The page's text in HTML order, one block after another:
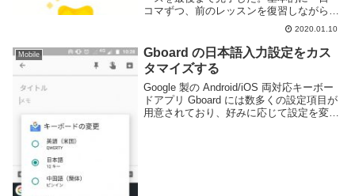
コマずつ、前のレッスンを復習しながら進
めて一年ぐらいかかったと思う。なかなか
長かった。折角なので Duolingo の一コー
スを完了させた感想でも書いてみ...
2020.01.10
Mobile
Gboard の日本語入力設定をカス
タマイズする
Google 製の Android/iOS 両対応キーボー
ドアプリ Gboard には数多くの設定項目が
用意されており、好みに応じて設定を変更